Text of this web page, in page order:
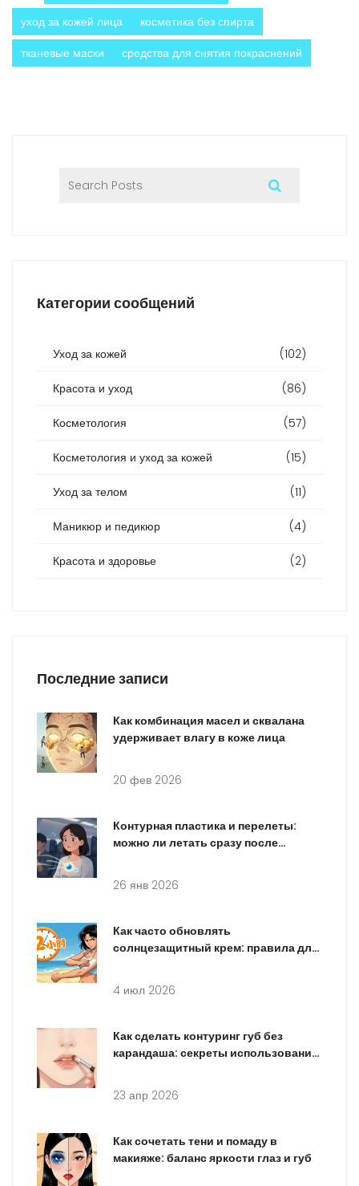
уход за кожей лица
косметика без спирта
тканевые маски
средства для снятия покраснений
Категории сообщений
Уход за кожей (102)
Красота и уход (86)
Косметология (57)
Косметология и уход за кожей (15)
Уход за телом (11)
Маникюр и педикюр (4)
Красота и здоровье (2)
Последние записи
Как комбинация масел и сквалана
удерживает влагу в коже лица
20 фев 2026
Контурная пластика и перелеты:
можно ли летать сразу после
26 янв 2026
Как часто обновлять
солнцезащитный крем: правила для
4 июл 2026
Как сделать контуринг губ без
карандаша: секреты использования
23 апр 2026
Как сочетать тени и помаду в
макияже: баланс яркости глаз и губ